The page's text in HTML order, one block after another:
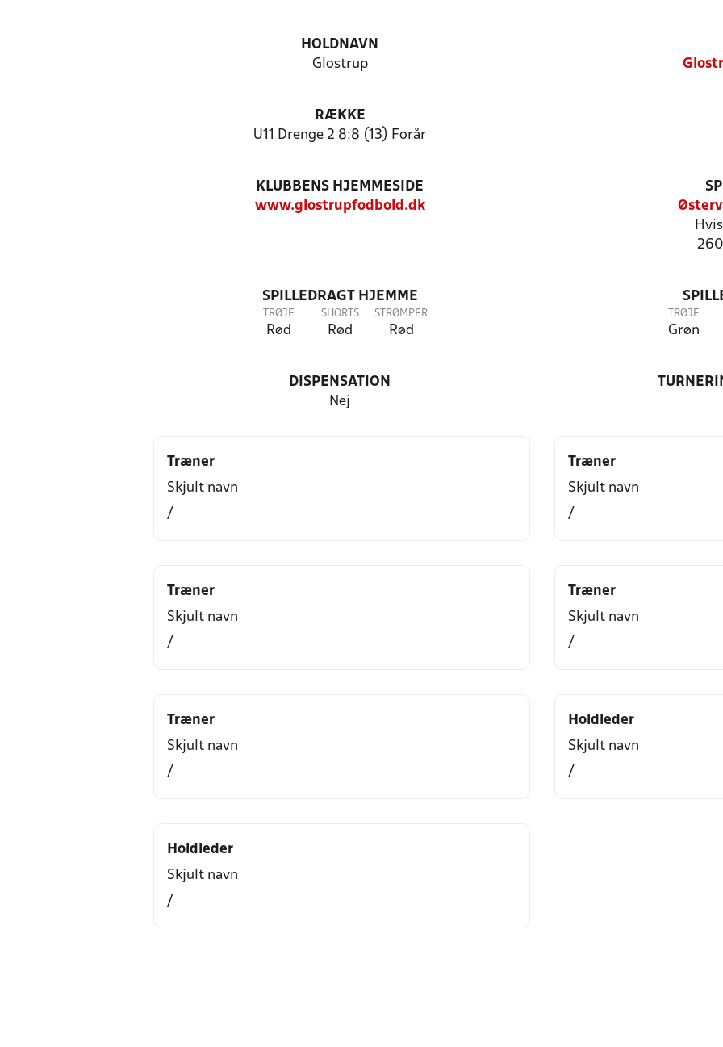
HOLDNAVN
Glostrup
RÆKKE
U11 Drenge 2 8:8 (13) Forår
KLUBBENS HJEMMESIDE
www.glostrupfodbold.dk
SPILLEDRAGT HJEMME
TRØJE
Rød
SHORTS
Rød
STRØMPER
Rød
TRØJE
Grøn
DISPENSATION
Nej
Træner
Skjult navn
/
Træner
Skjult navn
/
Træner
Skjult navn
/
Træner
Skjult navn
/
Træner
Skjult navn
/
Holdleder
Skjult navn
/
Holdleder
Skjult navn
/